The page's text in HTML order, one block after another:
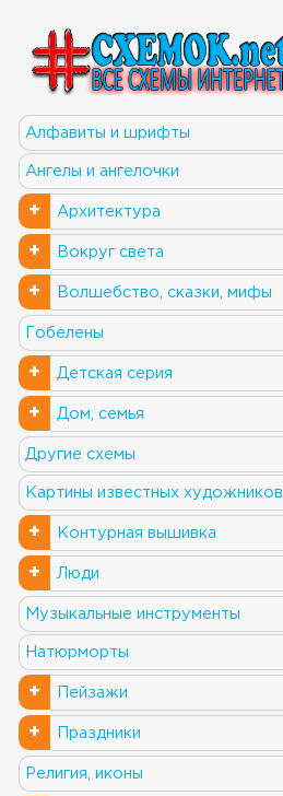
Алфавиты и шрифты
Ангелы и ангелочки
+ Архитектура
+ Вокруг света
+ Волшебство, сказки, мифы
Гобелены
+ Детская серия
+ Дом, семья
Другие схемы
Картины известных художников
+ Контурная вышивка
+ Люди
Музыкальные инструменты
Натюрморты
+ Пейзажи
+ Праздники
Религия, иконы